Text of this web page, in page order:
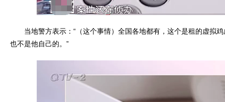
当地警方表示：“（这个事情）全国各地都有，这个是租的虚拟鸡
也不是他自己的。”